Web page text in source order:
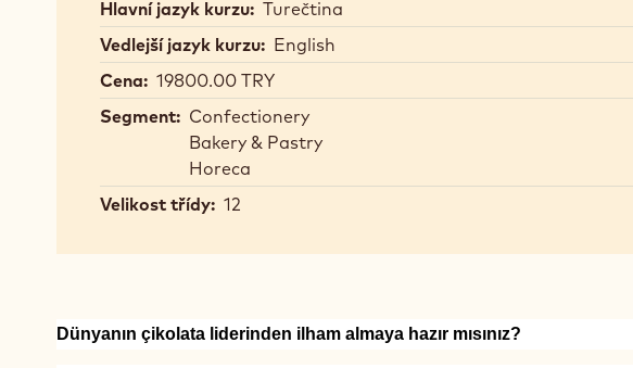
Hlavní jazyk kurzu: Turečtina
Vedlejší jazyk kurzu: English
Cena: 19800.00 TRY
Segment: Confectionery
Bakery & Pastry
Horeca
Velikost třídy: 12
Dünyanın çikolata liderinden ilham almaya hazır mısınız?